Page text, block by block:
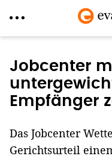
zum
Inhalt
Jobcenter
Empfänger
Das Jobcenter
Gerichtsurteil